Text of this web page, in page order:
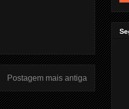
Postagem mais antiga